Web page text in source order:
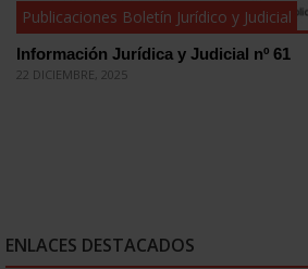
Publicaciones Boletín Jurídico y Judicial
Información Jurídica y Judicial nº 61
22 DICIEMBRE, 2025
ENLACES DESTACADOS